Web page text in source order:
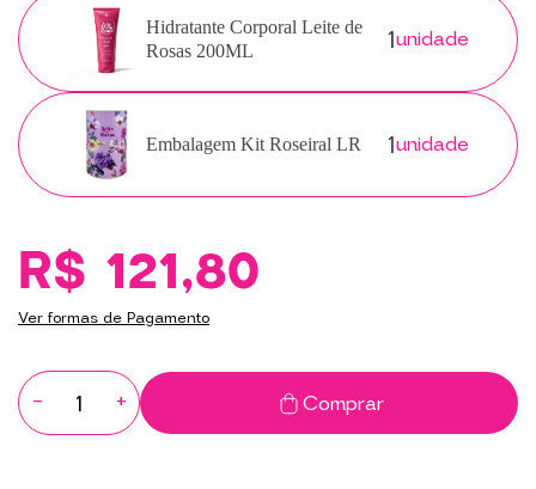
Hidratante Corporal Leite de
Rosas 200ML
1unidade
Embalagem Kit Roseiral LR 1unidade
R$ 121,80
Ver formas de Pagamento
- + Comprar